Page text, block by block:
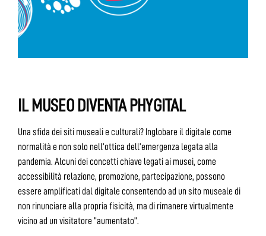
IL MUSEO DIVENTA PHYGITAL
Una sfida dei siti museali e culturali? Inglobare il digitale come
normalità e non solo nell’ottica dell’emergenza legata alla
pandemia. Alcuni dei concetti chiave legati ai musei, come
accessibilità relazione, promozione, partecipazione, possono
essere amplificati dal digitale consentendo ad un sito museale di
non rinunciare alla propria fisicità, ma di rimanere virtualmente
vicino ad un visitatore “aumentato”.